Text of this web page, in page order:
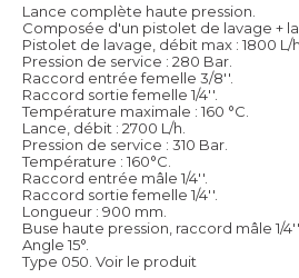
Lance complète haute pression.
Composée d'un pistolet de lavage +
Pistolet de lavage, débit max : 1800 L/h.
Pression de service : 280 Bar.
Raccord entrée femelle 3/8''.
Raccord sortie femelle 1/4''.
Température maximale : 160 °C.
Lance, débit : 2700 L/h.
Pression de service : 310 Bar.
Température : 160°C.
Raccord entrée mâle 1/4''.
Raccord sortie femelle 1/4''.
Longueur : 900 mm.
Buse haute pression, raccord mâle 1/4''.
Angle 15°.
Type 050. Voir le produit